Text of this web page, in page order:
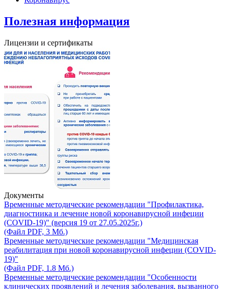
Полезная информация
Лицензии и сертификаты
Документы
Временные методические рекомендации "Профилактика,
диагностиика и лечение новой коронавирусной инфеции
(COVID-19)" (версия 19 от 27.05.2025г.)
(Файл PDF, 3 Мб.)
Временные методические рекомендации "Медицинская
реабилитация при новой коронавирусной инфеции (COVID-
19)"
(Файл PDF, 1.8 Мб.)
Временные методические рекомендации "Особенности
клинических проявлений и лечения заболевания, вызванного